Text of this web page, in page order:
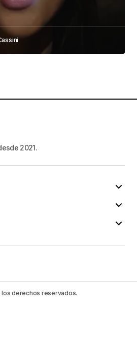
2021.
derechos reservados.